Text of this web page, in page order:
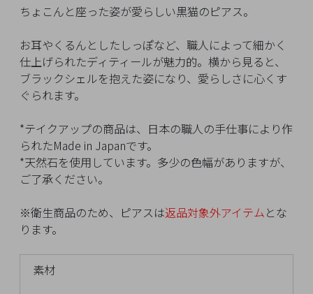
ちょこんと座った姿が愛らしい黒猫のピアス。
お耳やくるんとしたしっぽなど、職人によって細かく
仕上げられたディティールが魅力的。横から見ると、
ブラックシェルを抱えた姿になり、愛らしさに心くす
ぐられます。
*テイクアップの商品は、日本の職人の手仕事により作
られたMade in Japanです。
*天然石を使用しています。多少の色幅がありますが、
ご了承ください。
※衛生商品のため、ピアスは返品対象外アイテムとな
ります。
素材
マ
イ
ペ
ジ
お
気
に
入
り
ア